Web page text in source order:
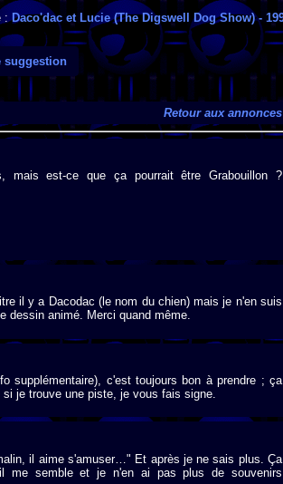
:Daco'dac et Lucie (The Digswell Dog Show)-
suggestion
Retour aux annonces
est-ce que ça pourrait être Grabouillon ?
il y a Dacodac (le nom du chien) mais je n'en suis
dessin animé. Merci quand même.
supplémentaire), c'est toujours bon à prendre ; ça
je trouve une piste, je vous fais signe.
il aime s'amuser…" Et après je ne sais plus. Ça
me semble et je n'en ai pas plus de souvenirs